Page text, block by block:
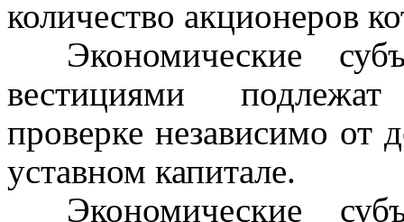
количество акционеров
Экономические
вестициями подлежат
проверке независимо от
уставном капитале.
Экономические